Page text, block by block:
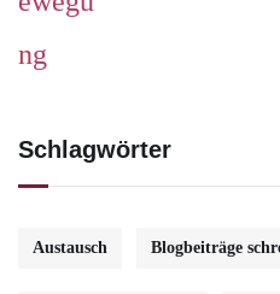
Schlagwörter
Austausch Blogbeiträge